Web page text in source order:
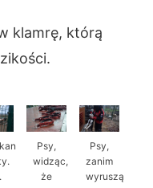
klamrę, którą
Psy,
widząc,
że
Psy,
zanim
wyruszą